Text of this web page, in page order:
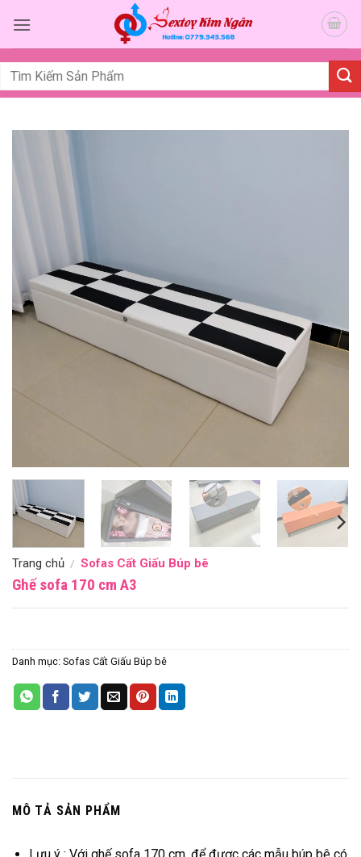
qua
nội
dung
Tìm
kiếm:
Trang chủ / Sofas Cất Giấu Búp bê
Ghế sofa 170 cm A3
Danh mục: Sofas Cất Giấu Búp bê
MÔ TẢ SẢN PHẨM
Lưu ý : Với ghế sofa 170 cm ,để được các mẫu búp bê có